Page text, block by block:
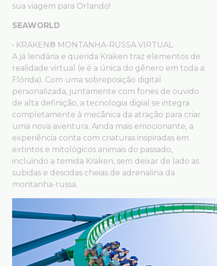
sua viagem para Orlando!
SEAWORLD
• KRAKEN® MONTANHA-RUSSA VIRTUAL
A já lendária e querida Kraken traz elementos de
realidade virtual (e é a única do gênero em toda a
Flórida). Com uma sobreposição digital
personalizada, juntamente com fones de ouvido
de alta definição, a tecnologia digial se integra
completamente à mecânica da atração para criar
uma nova aventura. Ainda mais emocionante, a
experiência conta com criaturas inspiradas em
extintos e mitológicos animais do passado,
incluindo a temida Kraken, sem deixar de lado as
subidas e descidas cheias de adrenalina da
montanha-russa.